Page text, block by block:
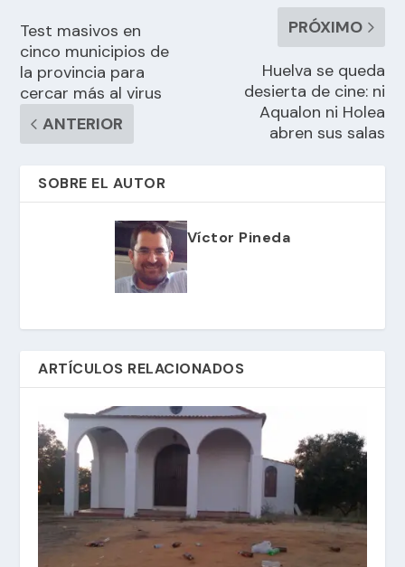
Test masivos en
cinco municipios de
la provincia para
cercar más al virus
ANTERIOR
PRÓXIMO
Huelva se queda
desierta de cine: ni
Aqualon ni Holea
abren sus salas
SOBRE EL AUTOR
Víctor Pineda
ARTÍCULOS RELACIONADOS